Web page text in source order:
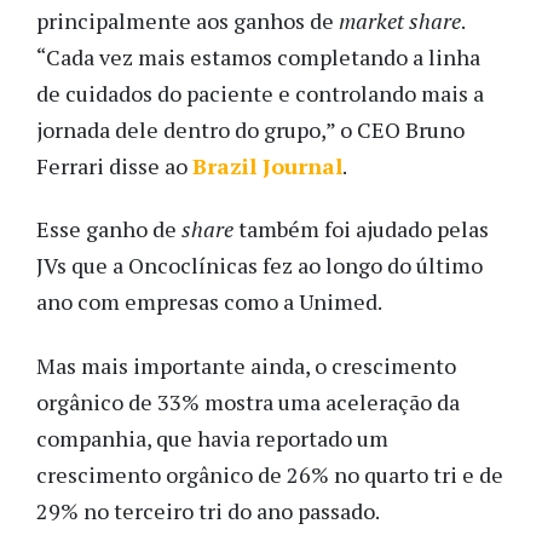
principalmente aos ganhos de market share.
“Cada vez mais estamos completando a linha
de cuidados do paciente e controlando mais a
jornada dele dentro do grupo,” o CEO Bruno
Ferrari disse aoBrazil Journal.
Esse ganho de sharetambém foi ajudado pelas
JVs que a Oncoclínicas fez ao longo do último
ano com empresas como a Unimed.
Mas mais importante ainda, o crescimento
orgânico de 33% mostra uma aceleração da
companhia, que havia reportado um
crescimento orgânico de 26% no quarto tri e de
29% no terceiro tri do ano passado.